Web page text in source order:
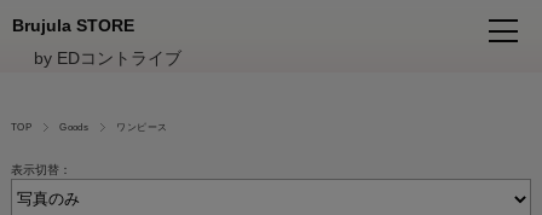
Brujula STORE
by EDコントライブ
TOP Goods ワンピース
表示切替：